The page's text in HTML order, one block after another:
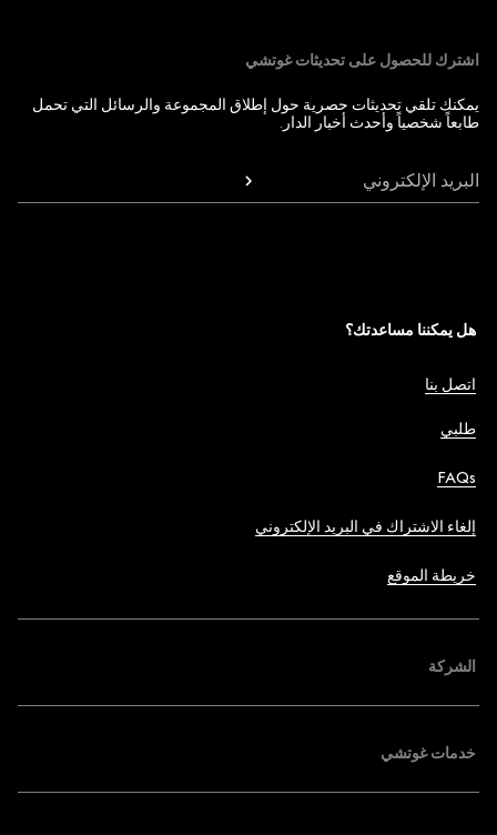
اشترك للحصول على تحديثات غوتشي
يمكنك تلقي تحديثات حصرية حول إطلاق المجموعة والرسائل التي تحمل
طابعاً شخصياً وأحدث أخبار الدار.
البريد الإلكتروني
هل يمكننا مساعدتك؟
اتصل بنا
طلبي
FAQs
إلغاء الاشتراك في البريد الإلكتروني
خريطة الموقع
الشركة
خدمات غوتشي